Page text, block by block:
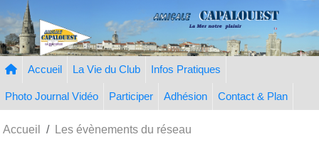
Accueil La Vie du Club Infos Pratiques
Photo Journal Vidéo Participer Adhésion Contact & Plan
Accueil Les évènements du réseau
Panneau de gestion des cookies